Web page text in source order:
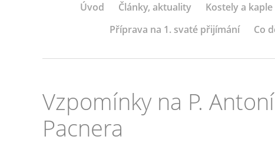
Úvod Články, aktuality Kostely a
Příprava na 1. svaté přijímání
Co
Vzpomínky na P.
Pacnera